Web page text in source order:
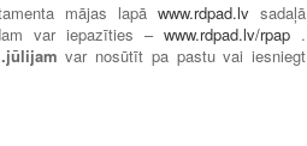
mājas lapāwww.rdpad.lv sadaļā
var iepazīties – www.rdpad.lv/rpap.
var nosūtīt pa pastu vai iesniegt